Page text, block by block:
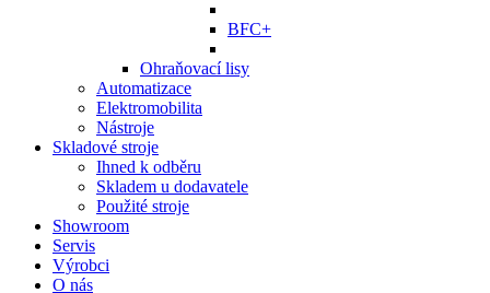
BFC+
Ohraňovací lisy
Automatizace
Elektromobilita
Nástroje
Skladové stroje
Ihned k odběru
Skladem u dodavatele
Použité stroje
Showroom
Servis
Výrobci
O nás